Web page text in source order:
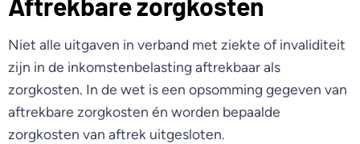
Niet alle uitgaven in verband met ziekte of invaliditeit
zijn in de inkomstenbelasting aftrekbaar als
zorgkosten. In de wet is een opsomming gegeven van
aftrekbare zorgkosten én worden bepaalde
zorgkosten van aftrek uitgesloten.